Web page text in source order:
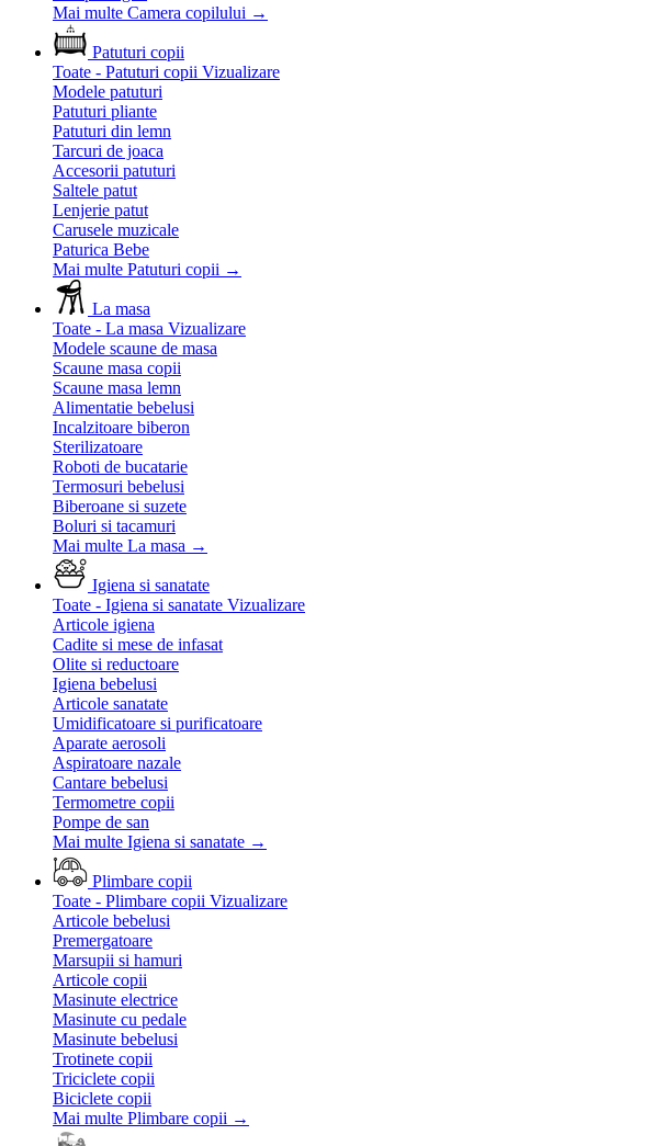
Mai multe Camera copilului →
Patuturi copii
Toate - Patuturi copii Vizualizare
Modele patuturi
Patuturi pliante
Patuturi din lemn
Tarcuri de joaca
Accesorii patuturi
Saltele patut
Lenjerie patut
Carusele muzicale
Paturica Bebe
Mai multe Patuturi copii →
La masa
Toate - La masa Vizualizare
Modele scaune de masa
Scaune masa copii
Scaune masa lemn
Alimentatie bebelusi
Incalzitoare biberon
Sterilizatoare
Roboti de bucatarie
Termosuri bebelusi
Biberoane si suzete
Boluri si tacamuri
Mai multe La masa →
Igiena si sanatate
Toate - Igiena si sanatate Vizualizare
Articole igiena
Cadite si mese de infasat
Olite si reductoare
Igiena bebelusi
Articole sanatate
Umidificatoare si purificatoare
Aparate aerosoli
Aspiratoare nazale
Cantare bebelusi
Termometre copii
Pompe de san
Mai multe Igiena si sanatate →
Plimbare copii
Toate - Plimbare copii Vizualizare
Articole bebelusi
Premergatoare
Marsupii si hamuri
Articole copii
Masinute electrice
Masinute cu pedale
Masinute bebelusi
Trotinete copii
Triciclete copii
Biciclete copii
Mai multe Plimbare copii →